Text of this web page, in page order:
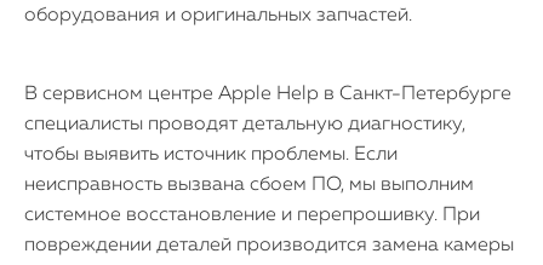
оборудования и оригинальных запчастей.
В сервисном центре Apple Help в Санкт-Петербурге
специалисты проводят детальную диагностику,
чтобы выявить источник проблемы. Если
неисправность вызвана сбоем ПО, мы выполним
системное восстановление и перепрошивку. При
повреждении деталей производится замена камеры